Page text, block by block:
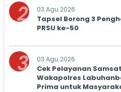
2 03 Agu 2026
Tapsel Borong 3
PRSU ke-50
3 03 Agu 2026
Cek Pelayanan
Wakapolres
Prima untuk